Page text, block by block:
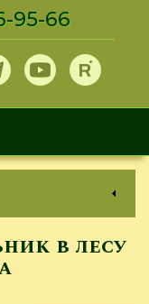
95-66
в лесу